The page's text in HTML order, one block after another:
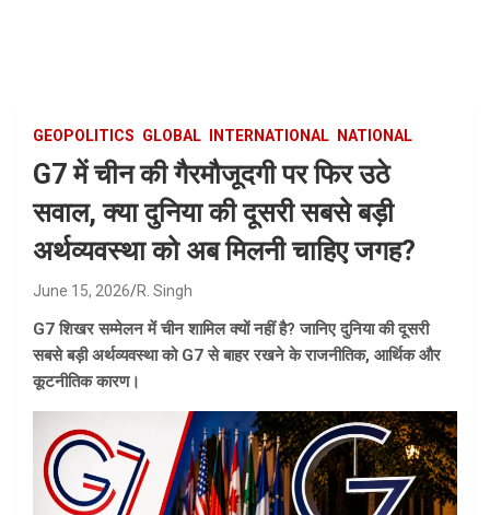
GEOPOLITICS GLOBAL INTERNATIONAL NATIONAL
G7 में चीन की गैरमौजूदगी पर फिर उठे
सवाल, क्या दुनिया की दूसरी सबसे बड़ी
अर्थव्यवस्था को अब मिलनी चाहिए जगह?
June 15, 2026 R. Singh
G7 शिखर सम्मेलन में चीन शामिल क्यों नहीं है? जानिए दुनिया की दूसरी
सबसे बड़ी अर्थव्यवस्था को G7 से बाहर रखने के राजनीतिक, आर्थिक और
कूटनीतिक कारण।